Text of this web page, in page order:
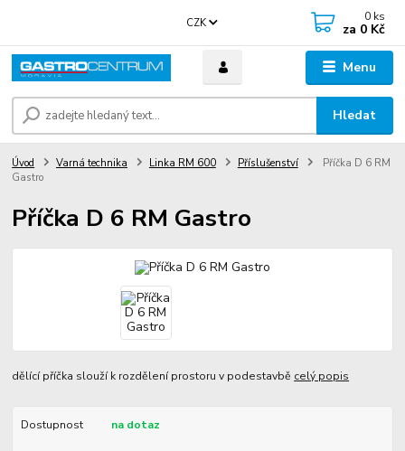
Menu
CZK
Hledat
0 ks
za 0 Kč
Úvod Varná technika Linka RM 600 Příslušenství
Příčka D 6 RM
Gastro
Příčka D 6 RM Gastro
dělící příčka slouží k rozdělení prostoru v podestavbě celý popis
Dostupnost na dotaz